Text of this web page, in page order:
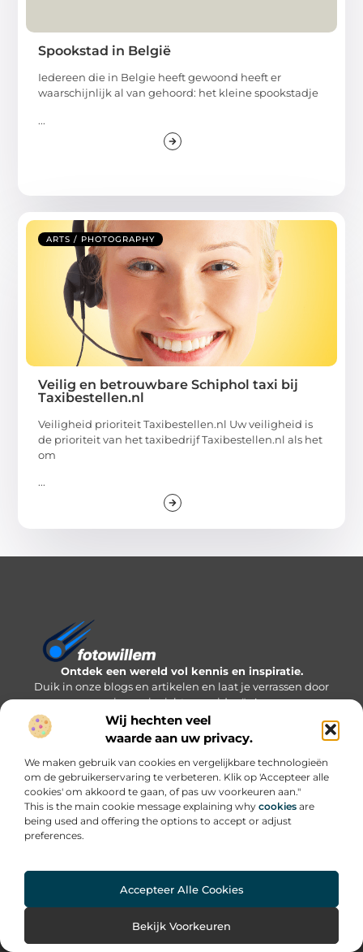
Wij hechten veel
waarde aan uw privacy.
We maken gebruik van cookies en vergelijkbare technologieën
om de gebruikerservaring te verbeteren. Klik op 'Accepteer alle
cookies' om akkoord te gaan, of pas uw voorkeuren aan."
This is the main cookie message explaining why cookies are
being used and offering the options to accept or adjust
preferences.
Accepteer Alle Cookies
Bekijk Voorkeuren
Spookstad in België
Iedereen die in Belgie heeft gewoond heeft er
waarschijnlijk al van gehoord: het kleine spookstadje
...
ARTS / PHOTOGRAPHY
Veilig en betrouwbare Schiphol taxi bij
Taxibestellen.nl
Veiligheid prioriteit Taxibestellen.nl Uw veiligheid is
de prioriteit van het taxibedrijf Taxibestellen.nl als het
om
...
Ontdek een wereld vol kennis en inspiratie.
Duik in onze blogs en artikelen en laat je verrassen door
nieuwe inzichten en ideeën!
Bericht categorie
Onze informatie
Website index Cookiebeleid (EU)
@2025 www.fotowillem.nl All Right Reserved.